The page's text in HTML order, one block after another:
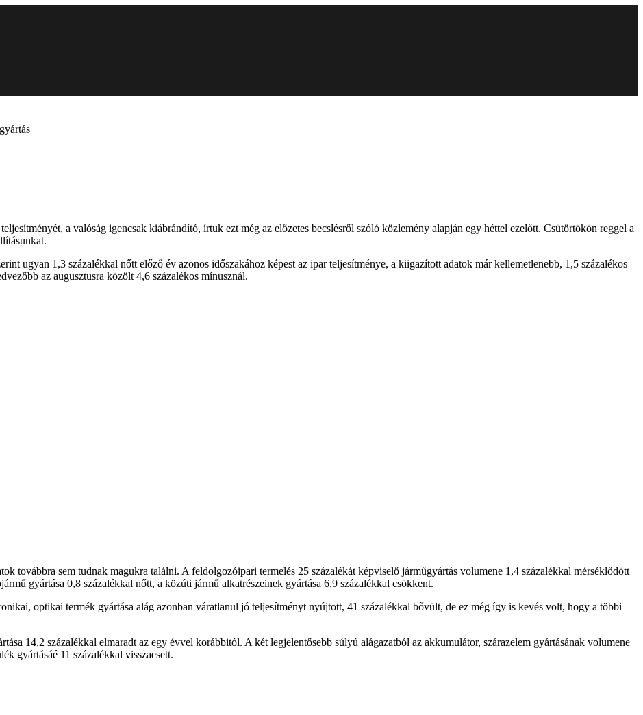
a valóság igencsak kiábrándító, írtuk ezt még az előzetes becslésről szóló közlemény alapján egy héttel ezelőtt. Csütörtökön reggel a
ugyan 1,3 százalékkal nőtt előző év azonos időszakához képest az ipar teljesítménye, a kiigazított adatok már kellemetlenebb, 1,5 százalékos
az augusztusra közölt 4,6 százalékos mínusznál.
továbbra sem tudnak magukra találni. A feldolgozóipari termelés 25 százalékát képviselő járműgyártás volumene 1,4 százalékkal mérséklődött
gyártása 0,8 százalékkal nőtt, a közúti jármű alkatrészeinek gyártása 6,9 százalékkal csökkent.
optikai termék gyártása alág azonban váratlanul jó teljesítményt nyújtott, 41 százalékkal bővült, de ez még így is kevés volt, hogy a többi
14,2 százalékkal elmaradt az egy évvel korábbitól. A két legjelentősebb súlyú alágazatból az akkumulátor, szárazelem gyártásának volumene
gyártásáé 11 százalékkal visszaesett.